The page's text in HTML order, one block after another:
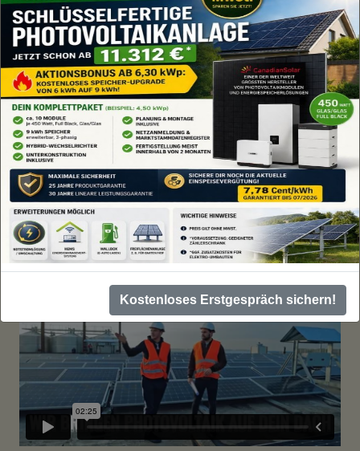
beraten lassen — bevor das Fenster schließt.
Kostenloses Erstgespräch sichern!
Energie "jeder machts" - Reduzierung |
Produktion | Optimierung -
mit Photovoltaik Geld
verdienen
Solltest du selbst kein Dach haben, lass uns darüber
sprechen, wie du als Energiereferent mit unserem
KonzeptGeld verdienenkannst oder wir reden sogar
über beide Möglichkeiten, also deinem Dach und dem
Geld verdienen.